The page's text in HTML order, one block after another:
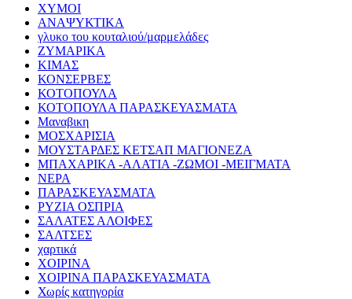
XYMOI
ΑΝΑΨΥΚΤΙΚΑ
γλυκο του κουταλιού/μαρμελάδες
ΖΥΜΑΡΙΚΑ
ΚΙΜΑΣ
ΚΟΝΣΕΡΒΕΣ
ΚΟΤΟΠΟΥΛΑ
ΚΟΤΟΠΟΥΛΑ ΠΑΡΑΣΚΕΥΑΣΜΑΤΑ
Μαναβικη
ΜΟΣΧΑΡΙΣΙΑ
ΜΟΥΣΤΑΡΔΕΣ ΚΕΤΣΑΠ ΜΑΓΙΟΝΕΖΑ
ΜΠΑΧΑΡΙΚΑ -ΑΛΑΤΙΑ -ΖΩΜΟΙ -ΜΕΙΓΜΑΤΑ
ΝΕΡΑ
ΠΑΡΑΣΚΕΥΑΣΜΑΤΑ
ΡΥΖΙΑ ΟΣΠΡΙΑ
ΣΑΛΑΤΕΣ ΑΛΟΙΦΕΣ
ΣΑΛΤΣΕΣ
χαρτικά
ΧΟΙΡΙΝΑ
ΧΟΙΡΙΝΑ ΠΑΡΑΣΚΕΥΑΣΜΑΤΑ
Χωρίς κατηγορία